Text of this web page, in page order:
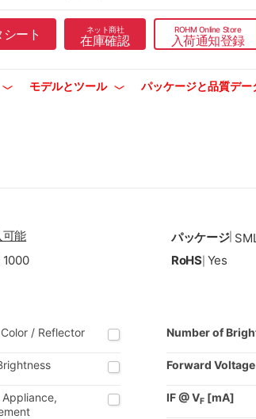
ート ネット商社
在庫確認
ROHM Online Store
入荷通知登録
モデルとツール パッケージと品質デー
可能 パッケージ|
1000 RoHS| Yes
/ Reflector
Appliance,
Number of
Forward
IF @ VF [mA]